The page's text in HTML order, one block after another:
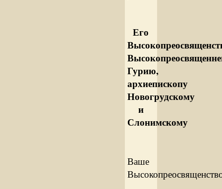
Его
Гурию,
архиепископу
Новогрудскому
и
Слонимскому
Ваше